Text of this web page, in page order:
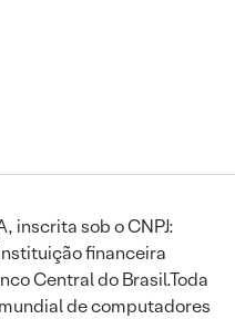
inscrita sob o CNPJ:
financeira
Central do Brasil.Toda
de computadores